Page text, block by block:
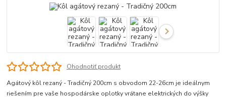
Ohodnotiť produkt
Agátový kôl rezaný - Tradičný 200cm s obvodom 22-26cm je ideálnym
riešením pre vaše hospodárske oplotky vrátane elektrických do výšky